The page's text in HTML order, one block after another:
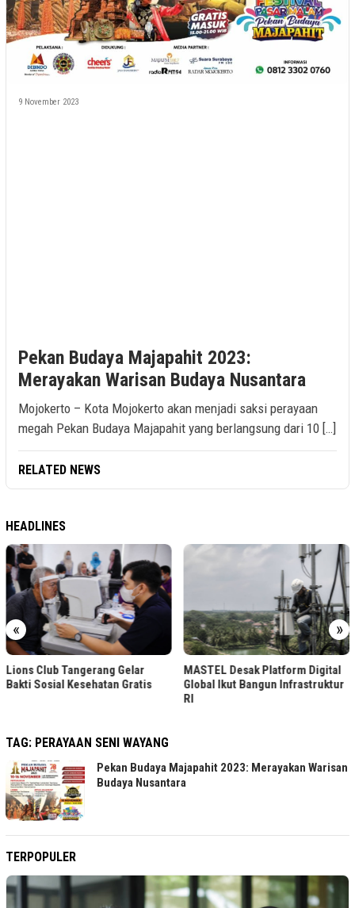
9 November 2023
Pekan Budaya Majapahit 2023:
Merayakan Warisan Budaya Nusantara
Mojokerto – Kota Mojokerto akan menjadi saksi perayaan
megah Pekan Budaya Majapahit yang berlangsung dari 10 […]
RELATED NEWS
HEADLINES
« »
Lions Club Tangerang Gelar
Bakti Sosial Kesehatan Gratis
MASTEL Desak Platform Digital
Global Ikut Bangun Infrastruktur
RI
TAG: PERAYAAN SENI WAYANG
Pekan Budaya Majapahit 2023: Merayakan Warisan
Budaya Nusantara
TERPOPULER